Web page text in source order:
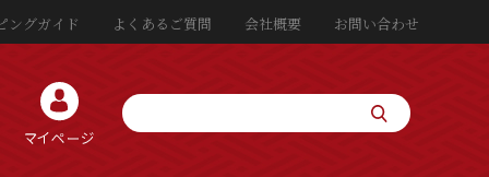
ングガイド よくあるご質問 会社概要 お問い合わせ